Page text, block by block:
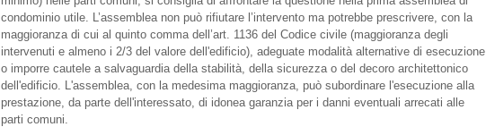
condominio utile. L’assemblea non può rifiutare l’intervento ma potrebbe prescrivere, con la
maggioranza di cui al quinto comma dell’art. 1136 del Codice civile (maggioranza degli
intervenuti e almeno i 2/3 del valore dell'edificio), adeguate modalità alternative di esecuzione
o imporre cautele a salvaguardia della stabilità, della sicurezza o del decoro architettonico
dell'edificio. L'assemblea, con la medesima maggioranza, può subordinare l'esecuzione alla
prestazione, da parte dell'interessato, di idonea garanzia per i danni eventuali arrecati alle
parti comuni.